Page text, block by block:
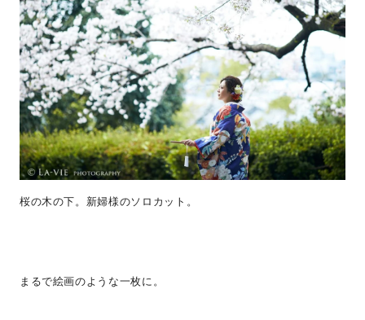
桜の木の下。新婦様のソロカット。
まるで絵画のような一枚に。